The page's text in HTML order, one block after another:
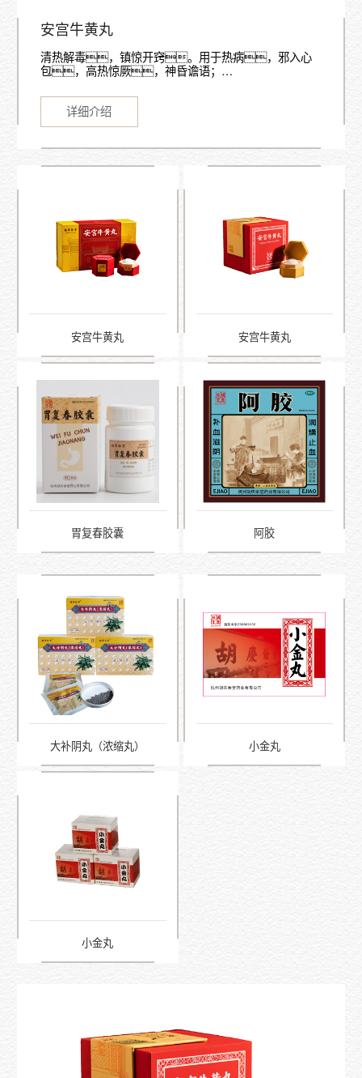
安宫牛黄丸
清热解毒，镇惊开窍。用于热病，邪入心
包，高热惊厥，神昏谵语；…
详细介绍
安宫牛黄丸 安宫牛黄丸
胃复春胶囊 阿胶
大补阴丸（浓缩丸） 小金丸
小金丸